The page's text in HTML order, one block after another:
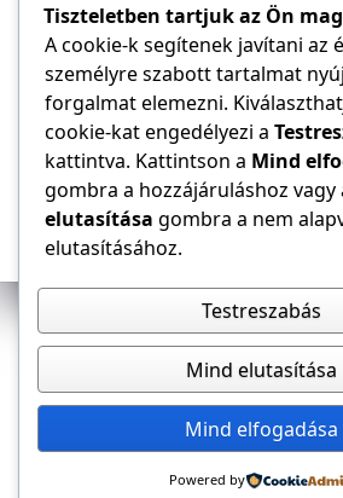
Villámvédelem
Világítástechnika
Áramszolgáltató
Az E-VILLAMOS szaklap a Magyar
Tagozatának lapja. Minden jog
Kapcsolat, impresszum
Tiszteletben tartjuk az Ön
A cookie-k segítenek javítani az
személyre szabott tartalmat
forgalmat elemezni.
cookie-kat engedélyezi a
kattintva. Kattintson a Mind
gombra a hozzájáruláshoz vagy
elutasítása gombra a nem
elutasításához.
Testreszabás
Mind elutasítása
Mind elfogadása
Powered by